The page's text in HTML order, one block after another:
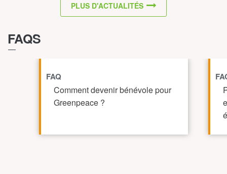
PLUS D'ACTUALITÉS
FAQS
FAQ
Comment devenir bénévole pour
Greenpeace ?